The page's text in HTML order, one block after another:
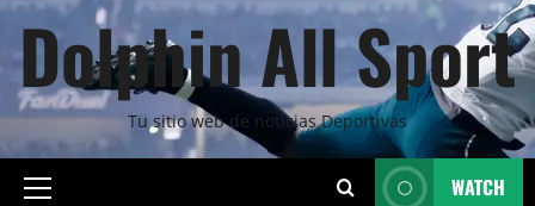
Dolphin All Sport
Tu sitio web de noticias Deportivas
Primary
WATCH